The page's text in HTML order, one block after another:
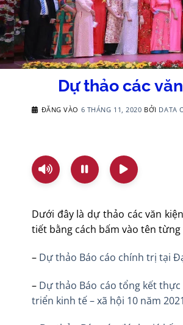
Dự thảo các
ĐĂNG VÀO 6 THÁNG 11, 2020 BỞI DATA
Dưới đây là dự thảo các văn
tiết bằng cách bấm vào tên
– Dự thảo Báo cáo chính trị tại
– Dự thảo Báo cáo tổng kết
triển kinh tế – xã hội 10 năm